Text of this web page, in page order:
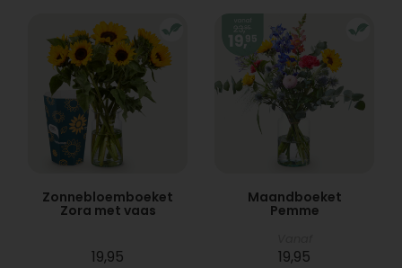
Zonnebloemboeket
Zora met vaas
19,95
Maandboeket
Pemme
19,95